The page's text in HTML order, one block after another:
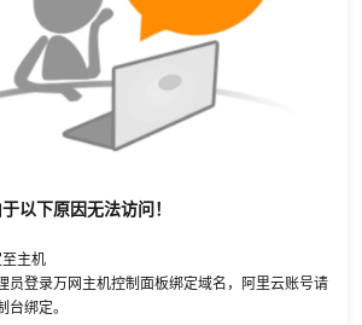
以下原因无法访问！
主机
员登录万网主机控制面板绑定域名，阿里云账号请
绑定。